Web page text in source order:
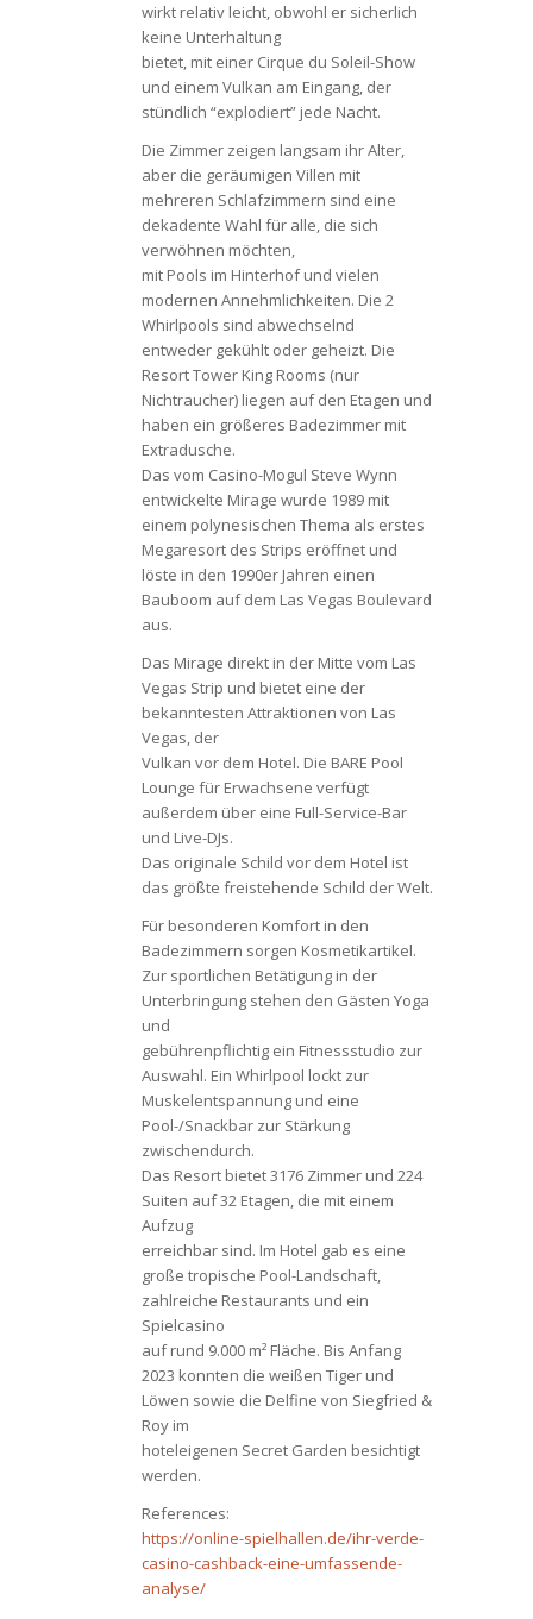
wirkt relativ leicht, obwohl er sicherlich
keine Unterhaltung
bietet, mit einer Cirque du Soleil-Show
und einem Vulkan am Eingang, der
stündlich “explodiert” jede Nacht.
Die Zimmer zeigen langsam ihr Alter,
aber die geräumigen Villen mit
mehreren Schlafzimmern sind eine
dekadente Wahl für alle, die sich
verwöhnen möchten,
mit Pools im Hinterhof und vielen
modernen Annehmlichkeiten. Die 2
Whirlpools sind abwechselnd
entweder gekühlt oder geheizt. Die
Resort Tower King Rooms (nur
Nichtraucher) liegen auf den Etagen und
haben ein größeres Badezimmer mit
Extradusche.
Das vom Casino-Mogul Steve Wynn
entwickelte Mirage wurde 1989 mit
einem polynesischen Thema als erstes
Megaresort des Strips eröffnet und
löste in den 1990er Jahren einen
Bauboom auf dem Las Vegas Boulevard
aus.
Das Mirage direkt in der Mitte vom Las
Vegas Strip und bietet eine der
bekanntesten Attraktionen von Las
Vegas, der
Vulkan vor dem Hotel. Die BARE Pool
Lounge für Erwachsene verfügt
außerdem über eine Full-Service-Bar
und Live-DJs.
Das originale Schild vor dem Hotel ist
das größte freistehende Schild der Welt.
Für besonderen Komfort in den
Badezimmern sorgen Kosmetikartikel.
Zur sportlichen Betätigung in der
Unterbringung stehen den Gästen Yoga
und
gebührenpflichtig ein Fitnessstudio zur
Auswahl. Ein Whirlpool lockt zur
Muskelentspannung und eine
Pool-/Snackbar zur Stärkung
zwischendurch.
Das Resort bietet 3176 Zimmer und 224
Suiten auf 32 Etagen, die mit einem
Aufzug
erreichbar sind. Im Hotel gab es eine
große tropische Pool-Landschaft,
zahlreiche Restaurants und ein
Spielcasino
auf rund 9.000 m² Fläche. Bis Anfang
2023 konnten die weißen Tiger und
Löwen sowie die Delfine von Siegfried &
Roy im
hoteleigenen Secret Garden besichtigt
werden.
References:
https://online-spielhallen.de/ihr-verde-
casino-cashback-eine-umfassende-
analyse/